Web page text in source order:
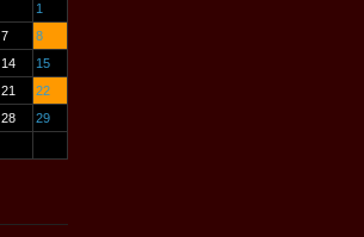
1
7
8
14
15
21
22
28
29